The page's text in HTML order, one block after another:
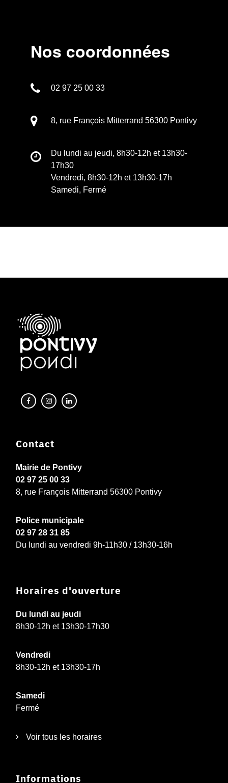
Nos coordonnées
02 97 25 00 33
8, rue François Mitterrand 56300 Pontivy
Du lundi au jeudi, 8h30-12h et 13h30-
17h30
Vendredi, 8h30-12h et 13h30-17h
Samedi, Fermé
Contact
Mairie de Pontivy
02 97 25 00 33
8, rue François Mitterrand 56300 Pontivy
Police municipale
02 97 28 31 85
Du lundi au vendredi 9h-11h30 / 13h30-16h
Horaires d'ouverture
Du lundi au jeudi
8h30-12h et 13h30-17h30
Vendredi
8h30-12h et 13h30-17h
Samedi
Fermé
Voir tous les horaires
Informations